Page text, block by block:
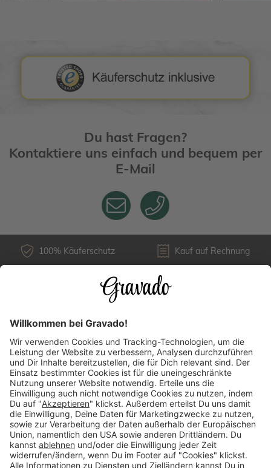
Du hast Fragen?
Kontaktiere uns einfach und bequem per
E-Mail
100% Käuferschutz Kauf auf Rechnung
Über uns
Versandarten
Länderauswahl
Zahlungsarten
Mehr Inspirationen finden: